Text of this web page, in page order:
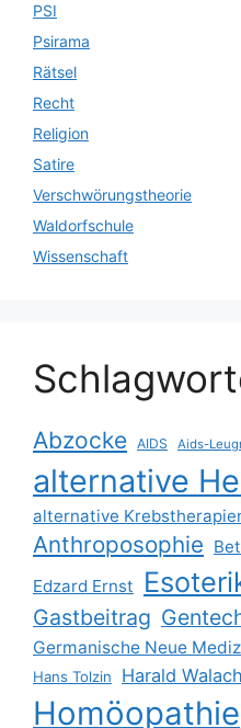
PSI
Psirama
Rätsel
Recht
Religion
Satire
Verschwörungstheorie
Waldorfschule
Wissenschaft
Abzocke AIDS Aids-
alternative
alternative
Anthroposophie
Edzard Ernst
Gastbeitrag
Germanische Neue
Hans Tolzin Harald Walach
Homöopathie